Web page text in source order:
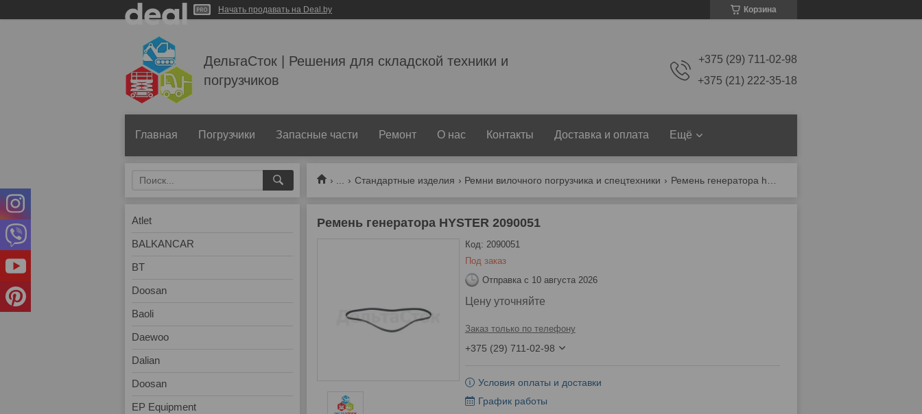
Начать продавать на Deal.by Корзина
ДельтаСток | Решения для складской техники и
погрузчиков
+375 (29) 711-02-98
+375 (21) 222-35-18
Главная Погрузчики Запасные части Ремонт О нас Контакты Доставка и оплата Ещё
Стандартные изделия Ремни вилочного погрузчика и спецтехники
Ремень генератора HYSTER 2090051
Под заказ
Код: 2090051
Отправка с 10 августа 2026
Цену уточняйте
Заказ только по телефону
+375 (29) 711-02-98
Условия оплаты и доставки
График работы
Atlet
BALKANCAR
BT
Doosan
Baoli
Daewoo
Dalian
Doosan
EP Equipment